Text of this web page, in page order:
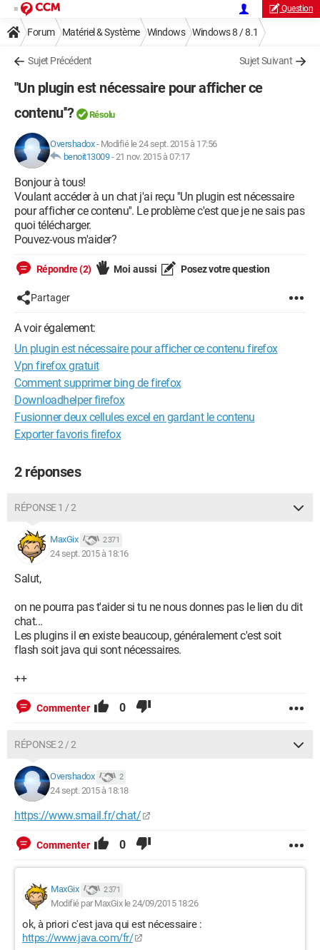
Question
Forum Matériel & Système Windows Windows 8 / 8.1
Sujet Précédent Sujet Suivant
''Un plugin est nécessaire pour afficher ce
contenu''?
Résolu
Overshadox- Modifié le 24 sept. 2015 à 17:56
benoit13009-21 nov. 2015 à 07:17
Bonjour à tous!
Voulant accéder à un chat j'ai reçu ''Un plugin est nécessaire
pour afficher ce contenu''. Le problème c'est que je ne sais pas
quoi télécharger.
Pouvez-vous m'aider?
Répondre (2) Moi aussi Posez votre question
Partager
A voir également:
Un plugin est nécessaire pour afficher ce contenu firefox
Vpn firefox gratuit
Comment supprimer bing de firefox
Downloadhelper firefox
Fusionner deux cellules excel en gardant le contenu
Exporter favoris firefox
2 réponses
RÉPONSE 1 / 2
MaxGix 2 371
24 sept. 2015 à 18:16
Salut,
on ne pourra pas t'aider si tu ne nous donnes pas le lien du dit
chat...
Les plugins il en existe beaucoup, généralement c'est soit
flash soit java qui sont nécessaires.
++
Commenter 0
RÉPONSE 2 / 2
Overshadox 2
24 sept. 2015 à 18:18
https://www.smail.fr/chat/
Commenter 0
MaxGix 2 371
Modifié par MaxGix le 24/09/2015 18:26
ok, à priori c'est java qui est nécessaire :
https://www.java.com/fr/